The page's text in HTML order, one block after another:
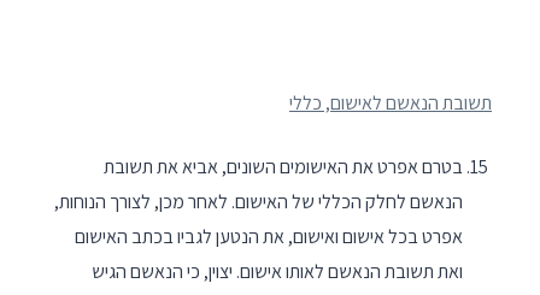
תשובת הנאשם לאישום, כללי
בטרם אפרט את האישומים השונים, אביא את תשובת
הנאשם לחלק הכללי של האישום. לאחר מכן, לצורך הנוחות,
אפרט בכל אישום ואישום, את הנטען לגביו בכתב האישום
ואת תשובת הנאשם לאותו אישום. יצוין, כי הנאשם הגיש